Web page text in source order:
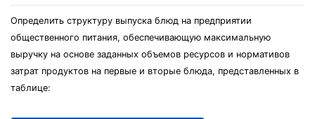
Определить структуру выпуска блюд на предприятии
общественного питания, обеспечивающую максимальную
выручку на основе заданных объемов ресурсов и нормативов
затрат продуктов на первые и вторые блюда, представленных в
таблице: